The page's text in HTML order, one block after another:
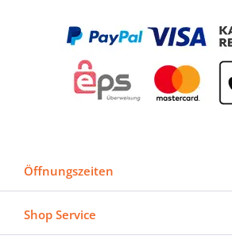
Öffnungszeiten
Shop Service